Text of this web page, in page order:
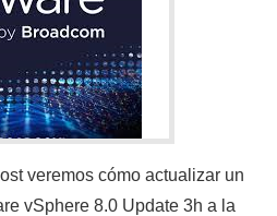
veremos cómo actualizar un
vSphere 8.0 Update 3h a la